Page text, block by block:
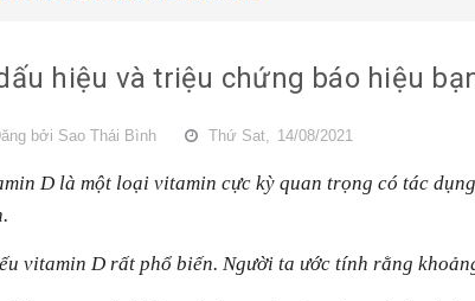
hiệu và triệu chứng báo hiệu
bởi Sao Thái Bình Thứ Sat, 14/08/2021
D là một loại vitamin cực kỳ quan trọng có tác
vitamin D rất phổ biến. Người ta ước tính rằng